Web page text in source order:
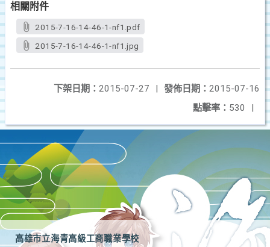
相關附件
2015-7-16-14-46-1-nf1.pdf
2015-7-16-14-46-1-nf1.jpg
發佈日期： 2015-07-16
下架日期： 2015-07-27
|
點擊率： 530 |
高雄市立海青高級工商職業學校